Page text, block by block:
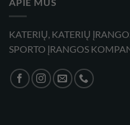
KATERIŲ, KATERIŲ
SPORTO ĮRANGOS